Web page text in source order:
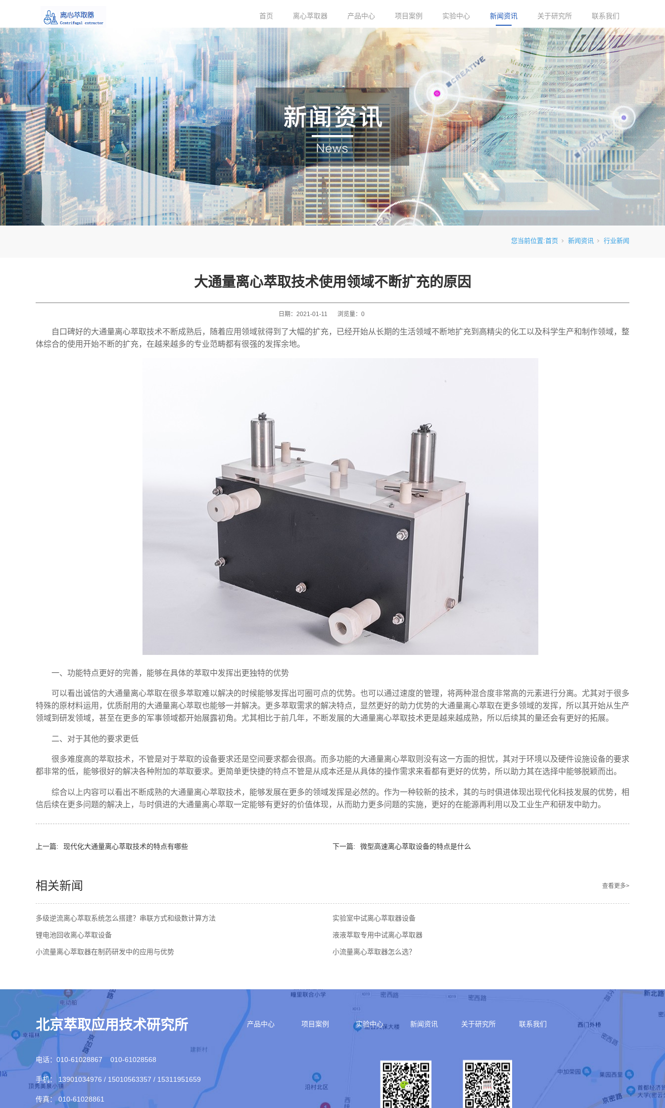
首页 离心萃取器 产品中心 项目案例 实验中心 新闻资讯 关于研究所 联系我们
您当前位置:首页 新闻资讯 行业新闻
大通量离心萃取技术使用领域不断扩充的原因
2021-01-11
日期： 浏览量： 0
自口碑好的大通量离心萃取技术不断成熟后，随着应用领域就得到了大幅的扩充，已经开始从长期的生活领域不断地扩充到高精尖的化工以及科学生产和制作领域，整
体综合的使用开始不断的扩充，在越来越多的专业范畴都有很强的发挥余地。
一、功能特点更好的完善，能够在具体的萃取中发挥出更独特的优势
可以看出诚信的大通量离心萃取在很多萃取难以解决的时候能够发挥出可圈可点的优势。也可以通过速度的管理，将两种混合度非常高的元素进行分离。尤其对于很多
特殊的原材料运用，优质耐用的大通量离心萃取也能够一并解决。更多萃取需求的解决特点，显然更好的助力优势的大通量离心萃取在更多领域的发挥，所以其开始从生产
领域到研发领域，甚至在更多的军事领域都开始展露初角。尤其相比于前几年，不断发展的大通量离心萃取技术更是越来越成熟，所以后续其的量还会有更好的拓展。
二、对于其他的要求更低
很多难度高的萃取技术，不管是对于萃取的设备要求还是空间要求都会很高。而多功能的大通量离心萃取则没有这一方面的担忧，其对于环境以及硬件设施设备的要求
都非常的低，能够很好的解决各种附加的萃取要求。更简单更快捷的特点不管是从成本还是从具体的操作需求来看都有更好的优势，所以助力其在选择中能够脱颖而出。
综合以上内容可以看出不断成熟的大通量离心萃取技术，能够发展在更多的领域发挥是必然的。作为一种较新的技术，其的与时俱进体现出现代化科技发展的优势，相
信后续在更多问题的解决上，与时俱进的大通量离心萃取一定能够有更好的价值体现，从而助力更多问题的实施，更好的在能源再利用以及工业生产和研发中助力。
上一篇: 现代化大通量离心萃取技术的特点有哪些 下一篇: 微型高速离心萃取设备的特点是什么
相关新闻 查看更多>
多级逆流离心萃取系统怎么搭建？串联方式和级数计算方法 实验室中试离心萃取器设备
锂电池回收离心萃取设备 液液萃取专用中试离心萃取器
小流量离心萃取器在制药研发中的应用与优势 小流量离心萃取器怎么选？
北京萃取应用技术研究所
电话：010-61028867 010-61028568
手机： 13901034976 / 15010563357 / 15311951659
传真： 010-61028861
产品中心 项目案例 实验中心 新闻资讯 关于研究所 联系我们